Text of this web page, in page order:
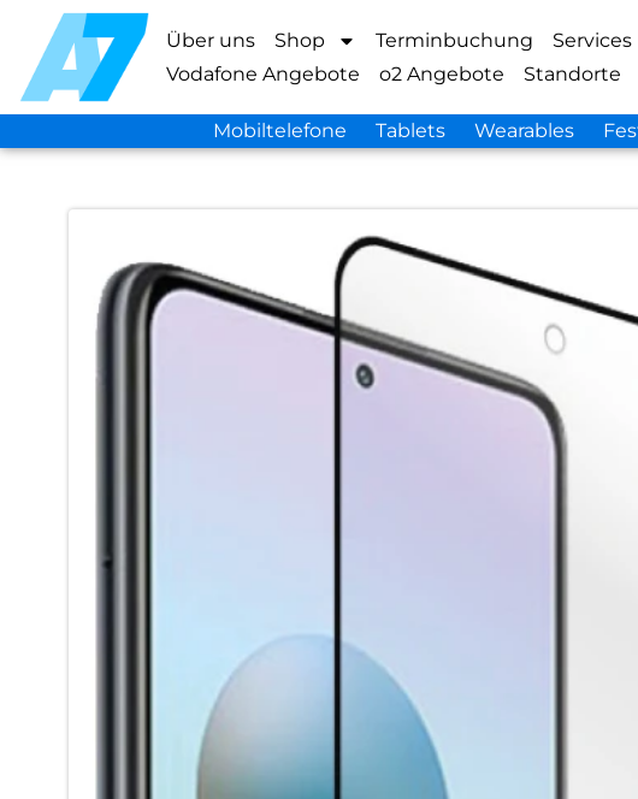
Über uns Shop Terminbuchung Services
Vodafone Angebote
o2 Angebote Standorte
Mobiltelefone Tablets Wearables